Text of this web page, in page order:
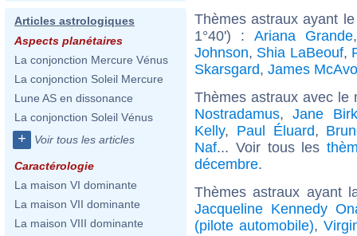
Articles astrologiques
Aspects planétaires
La conjonction Mercure Vénus
La conjonction Soleil Mercure
Lune AS en dissonance
La conjonction Soleil Vénus
+ Voir tous les articles
Caractérologie
La maison VI dominante
La maison VII dominante
La maison VIII dominante
Thèmes astraux ayant
1°40') : Ariana Grande
Johnson, Shia LaBeouf,
Skarsgard, James
Thèmes astraux avec
Nostradamus,Jane
Kelly, Paul Éluard,
Naf... Voir tous les
décembre.
Thèmes astraux ayant
Jacqueline Kennedy
(pilote automobile),